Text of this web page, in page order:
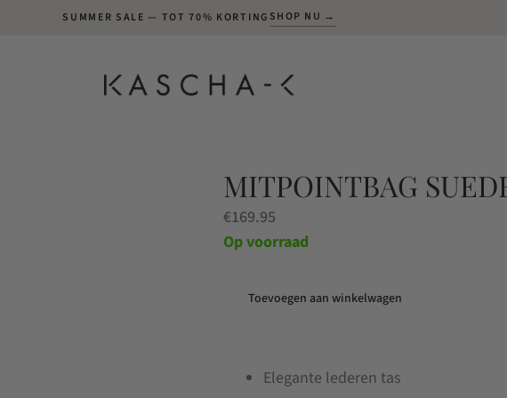
SUMMER SALE — TOT 70% KORTING SHOP NU →
MITPOINTBAG
€169.95
Op voorraad
Mitpointbag
aantal
Toevoegen aan winkelwagen
Elegante lederen tas